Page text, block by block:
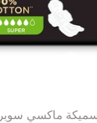
ماكسي سوبر 26